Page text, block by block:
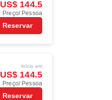
US$ 144.5
Preço/ Pessoa
Reservar
Início em
US$ 144.5
Preço/ Pessoa
Reservar